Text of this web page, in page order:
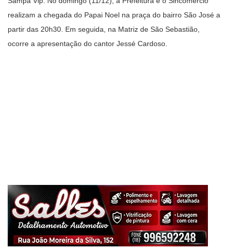
realizam a chegada do Papai Noel na praça do bairro São José a
partir das 20h30. Em seguida, na Matriz de São Sebastião,
ocorre a apresentação do cantor Jessé Cardoso.